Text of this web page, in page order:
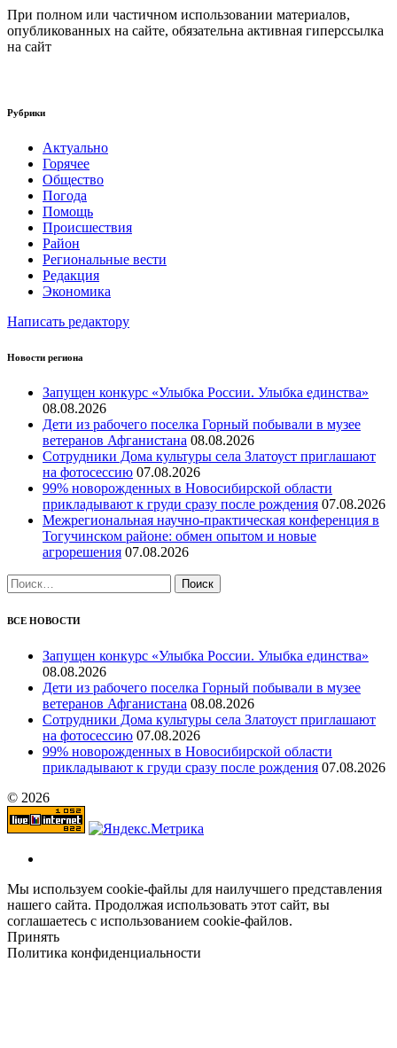
При полном или частичном использовании материалов,
опубликованных на сайте, обязательна активная гиперссылка
на сайт
Рубрики
Актуально
Горячее
Общество
Погода
Помощь
Происшествия
Район
Региональные вести
Редакция
Экономика
Написать редактору
Новости региона
Запущен конкурс «Улыбка России. Улыбка единства»
08.08.2026
Дети из рабочего поселка Горный побывали в музее
ветеранов Афганистана 08.08.2026
Сотрудники Дома культуры села Златоуст приглашают
на фотосессию 07.08.2026
99% новорожденных в Новосибирской области
прикладывают к груди сразу после рождения 07.08.2026
Межрегиональная научно‑практическая конференция в
Тогучинском районе: обмен опытом и новые
агрорешения 07.08.2026
Найти:
ВСЕ НОВОСТИ
Запущен конкурс «Улыбка России. Улыбка единства»
08.08.2026
Дети из рабочего поселка Горный побывали в музее
ветеранов Афганистана 08.08.2026
Сотрудники Дома культуры села Златоуст приглашают
на фотосессию 07.08.2026
99% новорожденных в Новосибирской области
прикладывают к груди сразу после рождения 07.08.2026
© 2026
Мы используем cookie-файлы для наилучшего представления
нашего сайта. Продолжая использовать этот сайт, вы
соглашаетесь с использованием cookie-файлов.
Принять
Политика конфиденциальности